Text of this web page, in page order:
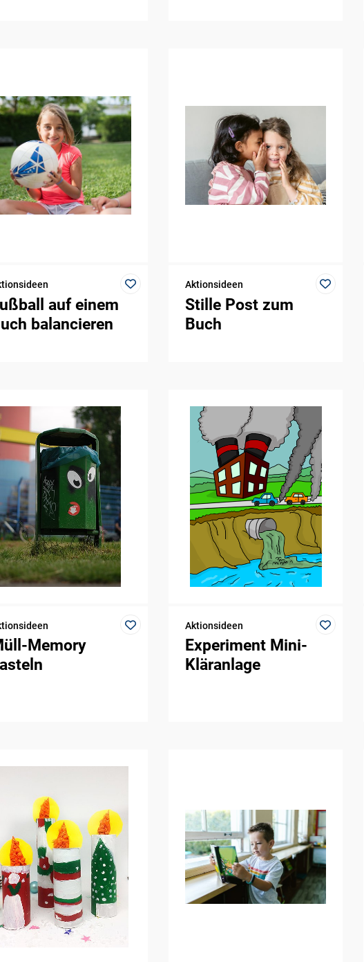
auf einem
balancieren
Aktionsideen
Stille Post zum
Buch
Memory
Aktionsideen
Experiment Mini-
Kläranlage